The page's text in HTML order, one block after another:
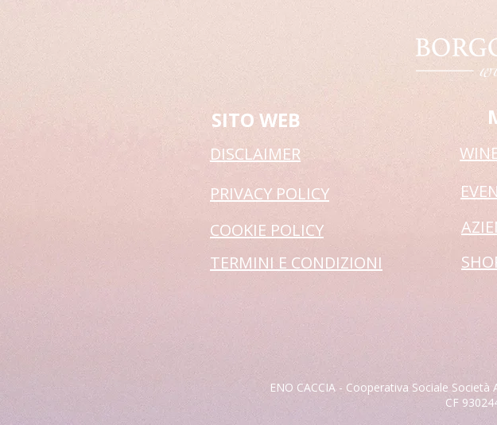
SITO WEB
DISCLAIMER
PRIVACY POLICY
COOKIE POLICY
TERMINI E CONDIZIONI
ENO CACCIA - Cooperativa Sociale
CF